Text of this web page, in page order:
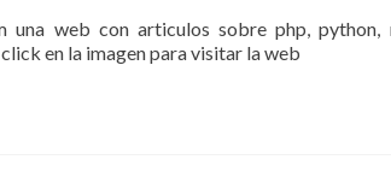
una web con articulos sobre php,
en la imagen para visitar la web